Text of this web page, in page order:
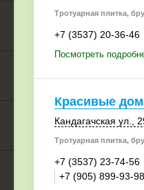
Тротуарная плитка,
+7 (3537) 20-36-46
Посмотреть
Красивые
Кандагачская ул.,
Тротуарная плитка,
+7 (3537) 23-74-56
+7 (905) 899-93-98